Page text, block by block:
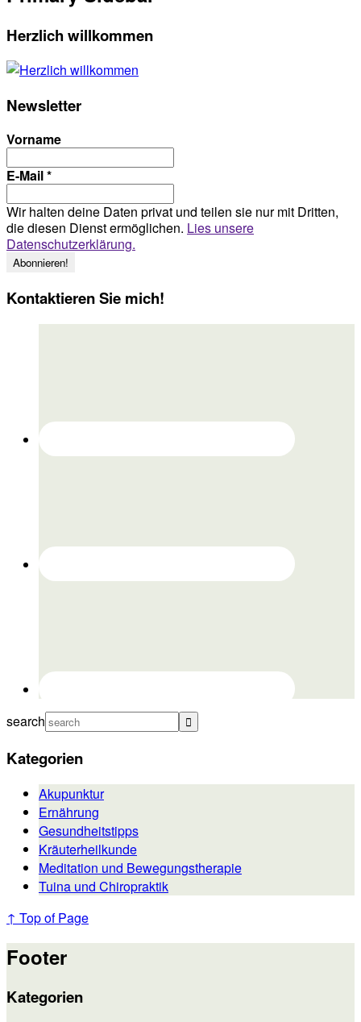
Herzlich willkommen
Newsletter
Vorname
E-Mail*
Wir halten deine Daten privat und teilen sie nur mit Dritten,
die diesen Dienst ermöglichen. Lies unsere
Datenschutzerklärung.
Kontaktieren Sie mich!
search
Kategorien
Akupunktur
Ernährung
Gesundheitstipps
Kräuterheilkunde
Meditation und Bewegungstherapie
Tuina und Chiropraktik
↑ Top of Page
Footer
Kategorien